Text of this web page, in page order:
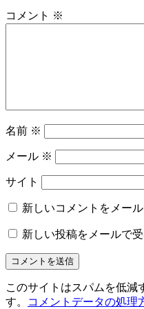
シ
コメント ※
名前 ※
メール ※
サイト
新しいコメントをメー
新しい投稿をメールで
このサイトはスパムを低減
す。
コメントデータの処理